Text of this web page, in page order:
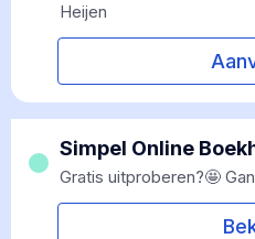
Heijen
Simpel Online
Gratis uitproberen?🤩